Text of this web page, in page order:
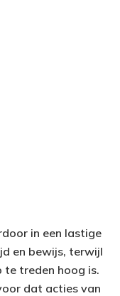
in een lastige
en bewijs, terwijl
te treden hoog is.
dat acties van